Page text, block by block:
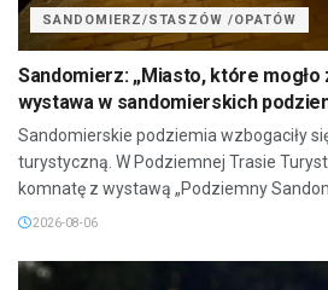
SANDOMIERZ/STASZÓW /OPATÓW
Sandomierz: „Miasto, które mogło
wystawa w sandomierskich
Sandomierskie podziemia wzbogaciły
turystyczną. W Podziemnej Trasie
komnatę z wystawą „Podziemny
2026-08-06